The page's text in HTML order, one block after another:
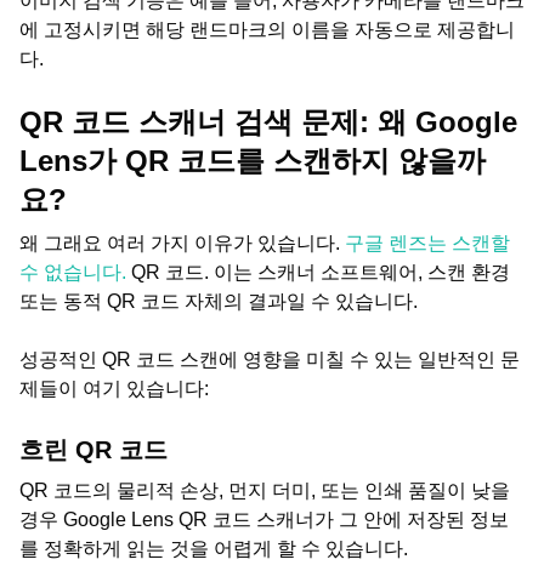
에 고정시키면 해당 랜드마크의 이름을 자동으로 제공합니
다.
QR 코드 스캐너 검색 문제: 왜 Google
Lens가 QR 코드를 스캔하지 않을까
요?
왜 그래요 여러 가지 이유가 있습니다. 구글 렌즈는 스캔할
수 없습니다. QR 코드. 이는 스캐너 소프트웨어, 스캔 환경
또는 동적 QR 코드 자체의 결과일 수 있습니다.
성공적인 QR 코드 스캔에 영향을 미칠 수 있는 일반적인 문
제들이 여기 있습니다:
흐린 QR 코드
QR 코드의 물리적 손상, 먼지 더미, 또는 인쇄 품질이 낮을
경우 Google Lens QR 코드 스캐너가 그 안에 저장된 정보
를 정확하게 읽는 것을 어렵게 할 수 있습니다.